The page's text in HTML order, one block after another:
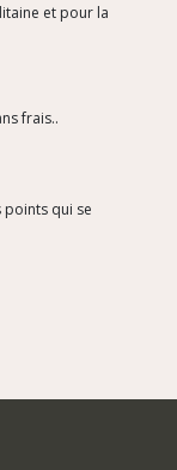
et pour la
frais..
points qui se